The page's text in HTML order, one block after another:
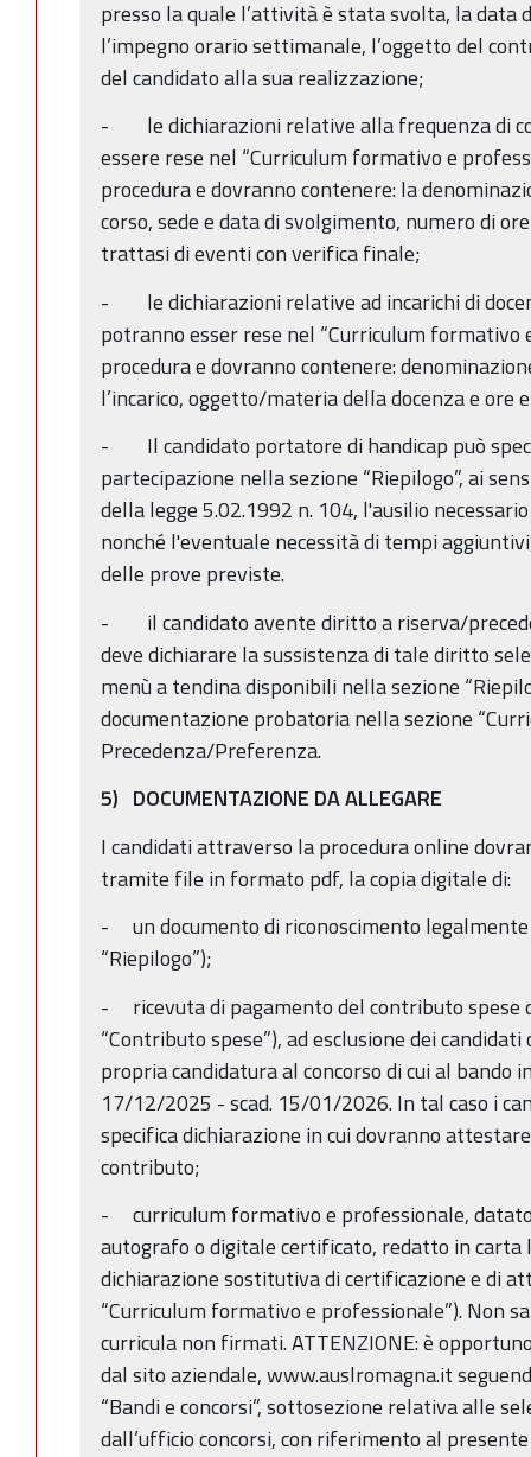
presso la quale l’attività è stata svolta, la data
l’impegno orario settimanale, l’oggetto del
del candidato alla sua realizzazione;
- le dichiarazioni relative alla frequenza di
essere rese nel “Curriculum formativo e
procedura e dovranno contenere: la
corso, sede e data di svolgimento, numero di
trattasi di eventi con verifica finale;
- le dichiarazioni relative ad incarichi di
potranno esser rese nel “Curriculum formativo
procedura e dovranno contenere:
l’incarico, oggetto/materia della docenza e
- Il candidato portatore di handicap può
partecipazione nella sezione “Riepilogo”, ai
della legge 5.02.1992 n. 104, l'ausilio
nonché l'eventuale necessità di tempi
delle prove previste.
- il candidato avente diritto a riserva/
deve dichiarare la sussistenza di tale diritto
menù a tendina disponibili nella sezione
documentazione probatoria nella sezione
Precedenza/Preferenza.
5) DOCUMENTAZIONE DA ALLEGARE
I candidati attraverso la procedura online
tramite file in formato pdf, la copia digitale di:
- un documento di riconoscimento legalmente
“Riepilogo”);
- ricevuta di pagamento del contributo spese
“Contributo spese”), ad esclusione dei
propria candidatura al concorso di cui al
17/12/2025 - scad. 15/01/2026. In tal caso i
specifica dichiarazione in cui dovranno
contributo;
- curriculum formativo e professionale,
autografo o digitale certificato, redatto in carta
dichiarazione sostitutiva di certificazione e di
“Curriculum formativo e professionale”). Non
curricula non firmati. ATTENZIONE: è
dal sito aziendale, www.auslromagna.it
“Bandi e concorsi”, sottosezione relativa alle
dall’ufficio concorsi, con riferimento al